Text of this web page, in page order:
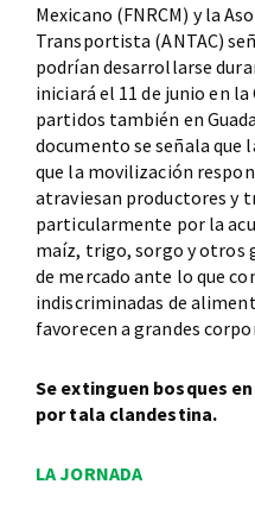
Mexicano (FNRCM) y la
Transportista (ANTAC)
podrían desarrollarse
iniciará el 11 de junio en la
partidos también en
documento se señala que
que la movilización
atraviesan productores y
particularmente por la
maíz, trigo, sorgo y otros
de mercado ante lo que
indiscriminadas de
favorecen a grandes
Se extinguen bosques
por tala clandestina.
LA JORNADA